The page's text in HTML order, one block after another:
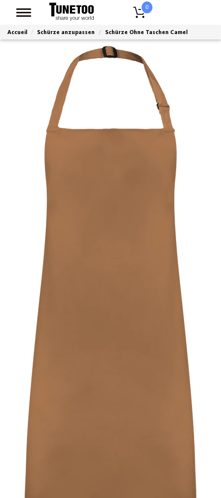
0
Accueil Schürze anzupassen Schürze Ohne Taschen Camel